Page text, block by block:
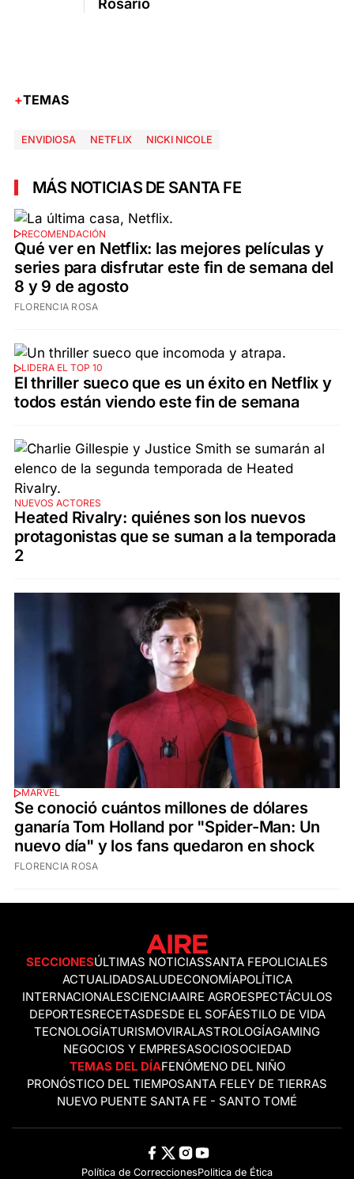
Rosario
TEMAS
ENVIDIOSA NETFLIX NICKI NICOLE
MÁS NOTICIAS DE SANTA FE
RECOMENDACIÓN
Qué ver en Netflix: las mejores películas y
series para disfrutar este fin de semana del
8 y 9 de agosto
FLORENCIA ROSA
LIDERA EL TOP 10
El thriller sueco que es un éxito en Netflix y
todos están viendo este fin de semana
NUEVOS ACTORES
Heated Rivalry: quiénes son los nuevos
protagonistas que se suman a la temporada
2
MARVEL
Se conoció cuántos millones de dólares
ganaría Tom Holland por "Spider-Man: Un
nuevo día" y los fans quedaron en shock
FLORENCIA ROSA
SECCIONESÚLTIMAS NOTICIASSANTA FEPOLICIALES
ACTUALIDADSALUDECONOMÍAPOLÍTICA
INTERNACIONALESCIENCIAAIRE AGROESPECTÁCULOS
DEPORTESRECETASDESDE EL SOFÁESTILO DE VIDA
TECNOLOGÍATURISMOVIRALASTROLOGÍAGAMING
NEGOCIOS Y EMPRESASOCIOSOCIEDAD
TEMAS DEL DÍAFENÓMENO DEL NIÑO
PRONÓSTICO DEL TIEMPOSANTA FELEY DE TIERRAS
NUEVO PUENTE SANTA FE - SANTO TOMÉ
Política de CorreccionesPolitica de Ética